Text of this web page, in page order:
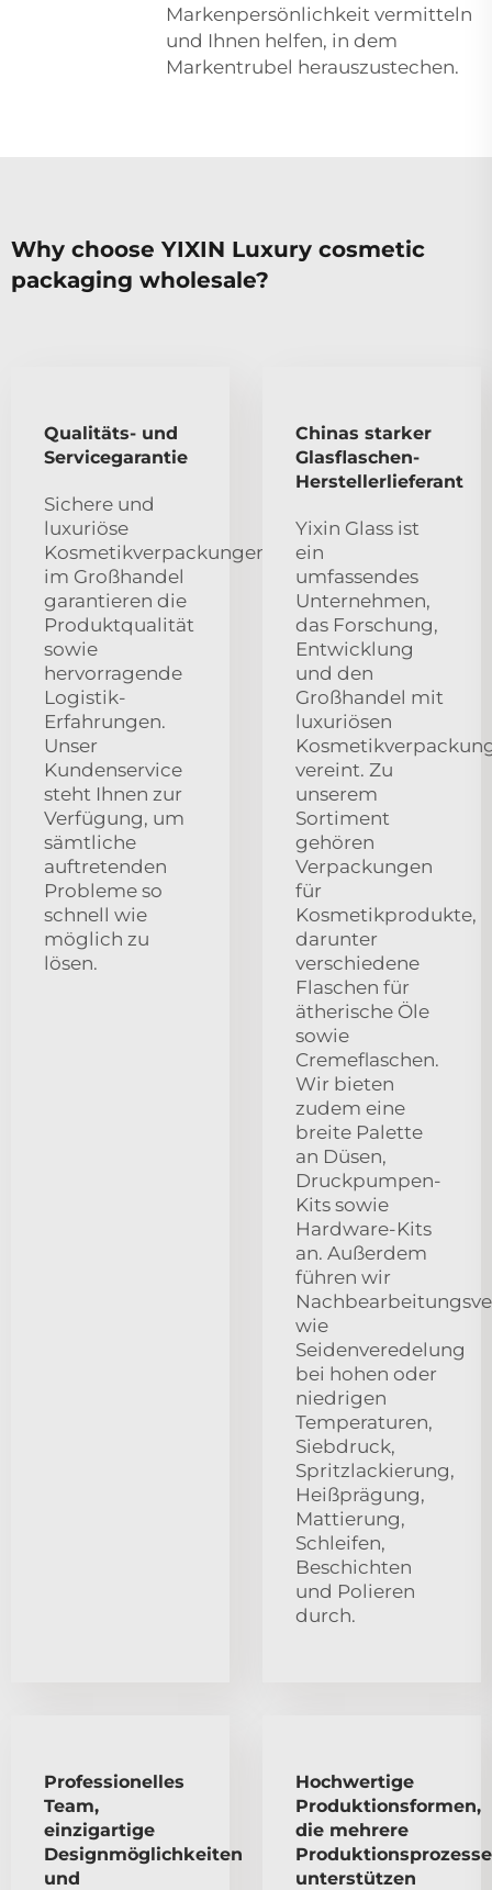
Markenpersönlichkeit vermitteln
und Ihnen helfen, in dem
Markentrubel herauszustechen.
Why choose YIXIN Luxury cosmetic
packaging wholesale?
Qualitäts- und
Servicegarantie
Sichere und
luxuriöse
Kosmetikverpackungen
im Großhandel
garantieren die
Produktqualität
sowie
hervorragende
Logistik-
Erfahrungen.
Unser
Kundenservice
steht Ihnen zur
Verfügung, um
sämtliche
auftretenden
Probleme so
schnell wie
möglich zu
lösen.
Chinas starker
Glasflaschen-
Herstellerlieferant
Yixin Glass ist
ein
umfassendes
Unternehmen,
das Forschung,
Entwicklung
und den
Großhandel mit
luxuriösen
vereint. Zu
unserem
Sortiment
gehören
Verpackungen
für
Kosmetikprodukte,
darunter
verschiedene
Flaschen für
ätherische Öle
sowie
Cremeflaschen.
Wir bieten
zudem eine
breite Palette
an Düsen,
Druckpumpen-
Kits sowie
Hardware-Kits
an. Außerdem
führen wir
wie
Seidenveredelung
bei hohen oder
niedrigen
Temperaturen,
Siebdruck,
Spritzlackierung,
Heißprägung,
Mattierung,
Schleifen,
Beschichten
und Polieren
durch.
Professionelles
Team,
einzigartige
Designmöglichkeiten
und
Hochwertige
Produktionsformen,
die mehrere
Produktionsprozesse
unterstützen